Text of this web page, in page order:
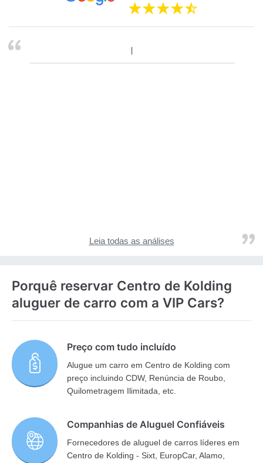
Leia todas as análises
Porquê reservar Centro de Kolding
aluguer de carro com a VIP Cars?
Preço com tudo incluído
Alugue um carro em Centro de Kolding com
preço incluindo CDW, Renúncia de Roubo,
Quilometragem Ilimitada, etc.
Companhias de Aluguel Confiáveis
Fornecedores de aluguel de carros líderes em
Centro de Kolding - Sixt, EuropCar, Alamo,